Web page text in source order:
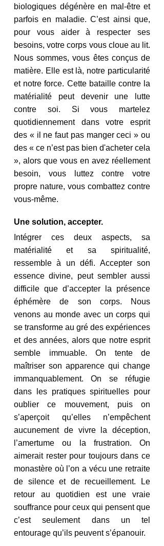
biologiques dégénère en mal-être et
parfois en maladie. C’est ainsi que,
pour vous aider à respecter ses
besoins, votre corps vous cloue au lit.
Nous sommes, vous êtes conçus de
matière. Elle est là, notre particularité
et notre force. Cette bataille contre la
matérialité peut devenir une lutte
contre soi. Si vous martelez
quotidiennement dans votre esprit
des « il ne faut pas manger ceci » ou
des « ce n’est pas bien d'acheter cela
», alors que vous en avez réellement
besoin, vous luttez contre votre
propre nature, vous combattez contre
vous-même.
Une solution, accepter.
Intégrer ces deux aspects, sa
matérialité et sa spiritualité,
ressemble à un défi. Accepter son
essence divine, peut sembler aussi
difficile que d’accepter la présence
éphémère de son corps. Nous
venons au monde avec un corps qui
se transforme au gré des expériences
et des années, alors que notre esprit
semble immuable. On tente de
maîtriser son apparence qui change
immanquablement. On se réfugie
dans les pratiques spirituelles pour
oublier ce mouvement, puis on
s’aperçoit qu’elles n’empêchent
aucunement de vivre la déception,
l’amertume ou la frustration. On
aimerait rester pour toujours dans ce
monastère où l’on a vécu une retraite
de silence et de recueillement. Le
retour au quotidien est une vraie
souffrance pour ceux qui pensent que
c’est seulement dans un tel
entourage qu’ils peuvent s’épanouir.